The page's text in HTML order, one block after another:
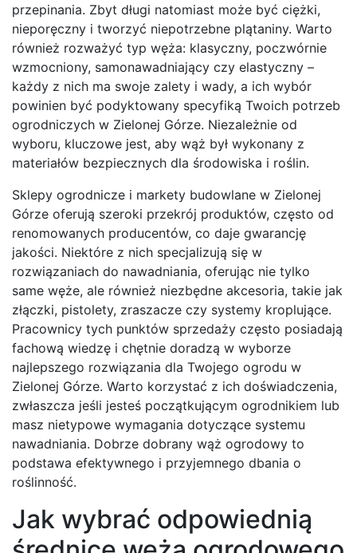
przepinania. Zbyt długi natomiast może być ciężki,
nieporęczny i tworzyć niepotrzebne plątaniny. Warto
również rozważyć typ węża: klasyczny, poczwórnie
wzmocniony, samonawadniający czy elastyczny –
każdy z nich ma swoje zalety i wady, a ich wybór
powinien być podyktowany specyfiką Twoich potrzeb
ogrodniczych w Zielonej Górze. Niezależnie od
wyboru, kluczowe jest, aby wąż był wykonany z
materiałów bezpiecznych dla środowiska i roślin.
Sklepy ogrodnicze i markety budowlane w Zielonej
Górze oferują szeroki przekrój produktów, często od
renomowanych producentów, co daje gwarancję
jakości. Niektóre z nich specjalizują się w
rozwiązaniach do nawadniania, oferując nie tylko
same węże, ale również niezbędne akcesoria, takie jak
złączki, pistolety, zraszacze czy systemy kroplujące.
Pracownicy tych punktów sprzedaży często posiadają
fachową wiedzę i chętnie doradzą w wyborze
najlepszego rozwiązania dla Twojego ogrodu w
Zielonej Górze. Warto korzystać z ich doświadczenia,
zwłaszcza jeśli jesteś początkującym ogrodnikiem lub
masz nietypowe wymagania dotyczące systemu
nawadniania. Dobrze dobrany wąż ogrodowy to
podstawa efektywnego i przyjemnego dbania o
roślinność.
Jak wybrać odpowiednią